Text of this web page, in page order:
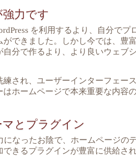
強力です
を利用するより、自分で
できました。しかし今では、豊
自分で作るより、より良いウェブ
練され、ユーザーインターフェー
はホームページで本来重要な内容
とプラグイン
になったお陰で、ホームページの
できるプラグインが豊富に供給さ